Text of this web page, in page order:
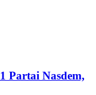
Partai Nasdem,